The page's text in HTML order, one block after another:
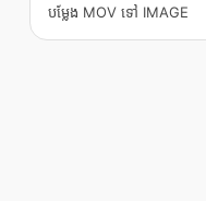
បម្លែង MOV ទៅ IMAGE